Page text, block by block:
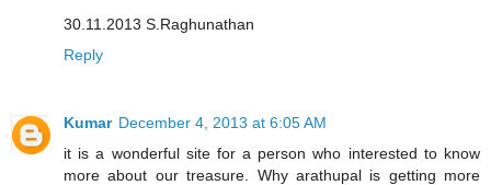
30.11.2013 S.Raghunathan
Reply
Kumar December 4, 2013 at 6:05 AM
it is a wonderful site for a person who interested to know
more about our treasure. Why arathupal is getting more